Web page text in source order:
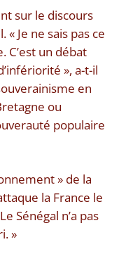
sur le discours
Je ne sais pas ce
C’est un débat
», a-t-il
en
ou
populaire
» de la
la France le
Sénégal n’a pas
»